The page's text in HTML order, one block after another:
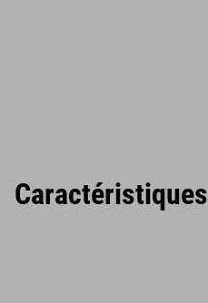
Caractéristiques